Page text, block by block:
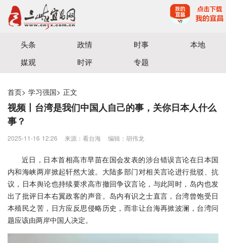
宜昌三峡融媒体中心主办
头条 政情 时事
本地
媒观
时评 专题
首页> 学习强国> 正文
视频丨台湾是我们中国人自己的事，关你日本人什么
事？
2025-11-16 12:26 来源：​看台海 编辑：胡伟龙
近日，日本首相高市早苗在国会发表的涉台错误言论在日本国
内和海峡两岸掀起轩然大波。大陆多部门对相关言论进行批驳、抗
议，日本舆论也持续要求高市撤回争议言论，与此同时，岛内也发
出了批评日本右翼政客的声音。岛内有识之士直言，台湾曾饱受日
本殖民之苦，日方应反思侵略历史，而非让台海再掀波澜，台湾问
题应该由两岸中国人决定。